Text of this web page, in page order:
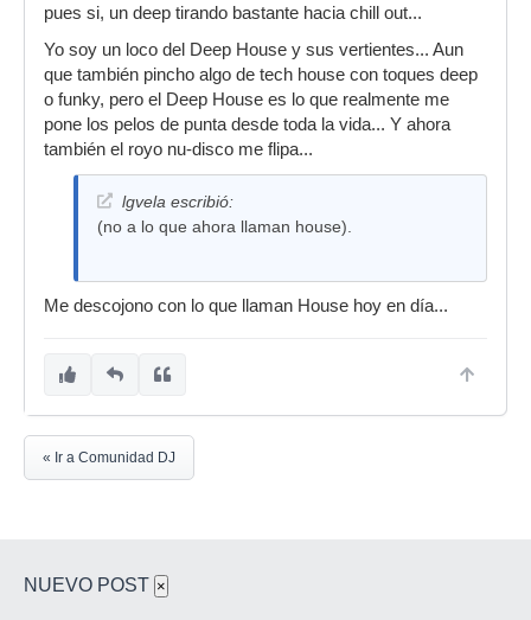
pues si, un deep tirando bastante hacia chill out...
Yo soy un loco del Deep House y sus vertientes... Aun
que también pincho algo de tech house con toques deep
o funky, pero el Deep House es lo que realmente me
pone los pelos de punta desde toda la vida... Y ahora
también el royo nu-disco me flipa...
lgvela escribió:
(no a lo que ahora llaman house).
Me descojono con lo que llaman House hoy en día...
« Ir a Comunidad DJ
NUEVO POST ×